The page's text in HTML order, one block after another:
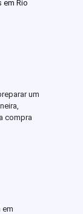
em Rio
um
compra
em